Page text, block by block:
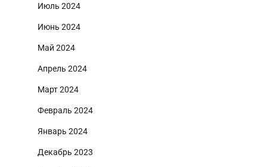
Июль 2024
Июнь 2024
Май 2024
Апрель 2024
Март 2024
Февраль 2024
Январь 2024
Декабрь 2023